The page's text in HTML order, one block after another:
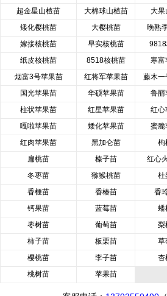
超金星山楂苗
大棉球山楂苗 大果
矮化樱桃苗
大樱桃苗 晚熟
嫁接核桃苗
早实核桃苗
纸皮核桃苗
8518核桃苗 寒富
烟富3号苹果苗
红将军苹果苗 藤木一
国光苹果苗
华硕苹果苗 鲁丽
柱状苹果苗
红星苹果苗 红心
嘎啦苹果苗
矮化苹果苗 蜜脆
红肉苹果苗
黑加仑苗 枸
扁桃苗
榛子苗 红心
冬枣苗
猕猴桃苗 杜
香榧苗
香椿苗 香
钙果苗
蓝莓苗 蟠
枣树苗
葡萄苗 梨
柿子苗
板栗苗 草
樱桃苗
李子苗 杏
桃树苗
苹果苗